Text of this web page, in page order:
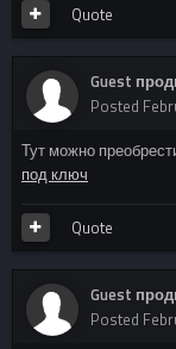
Quote
Guest
Posted
Тут можно
под ключ
Quote
Guest
Posted